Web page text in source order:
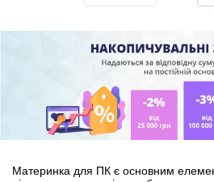
Материнка для ПК є основним